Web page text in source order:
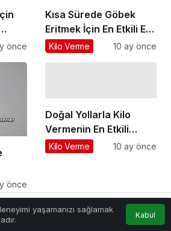
önce
Kısa Sürede Göbek
Eritmek İçin En Etkili Ev
Egzersizleri
Kilo Verme 10 ay önce
önce
Doğal Yollarla Kilo
Vermenin En Etkili
Yöntemleri Nelerdir?
Kilo Verme 10 ay önce
yaşamanızı sağlamak
Kabul